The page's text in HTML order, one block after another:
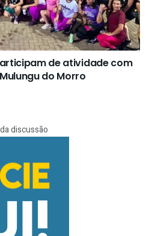
de atividade com
do Morro
discussão